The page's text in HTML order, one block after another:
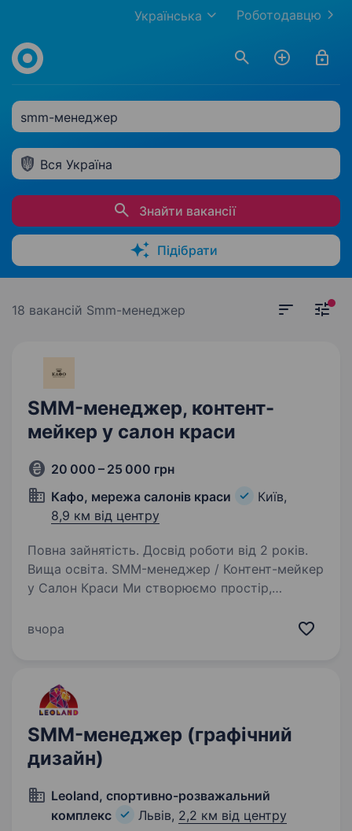
Роботодавцю
Українська
smm-менеджер
Вся Україна
Знайти вакансії
Підібрати
18 вакансій Smm-менеджер
SMM-менеджер, контент-
мейкер у салон краси
20 000 – 25 000 грн
Кафо, мережа салонів краси
Київ,
8,9 км від центру
Повна зайнятість. Досвід роботи від 2 років.
Вища освіта. SMM-менеджер / Контент-мейкер
у Салон Краси Ми створюємо простір,
високого рівня та бездоганна естетика.
вчора
SMM-менеджер (графічний
дизайн)
Leoland, спортивно-розважальний
комплекс
Львів, 2,2 км від центру